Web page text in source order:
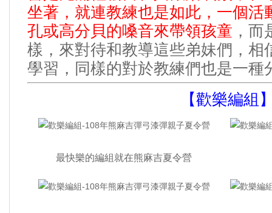
坐著 ， 就連教練也是如此 ， 一個活
孔或高分貝的嗓音來帶領孩童 ， 而
樣 ， 來對待和教導這些弟妹們 ， 相
學習 ，同樣的對於教練們也是一種
【歡樂編組
最快樂的編組就在熊麻吉夏令營